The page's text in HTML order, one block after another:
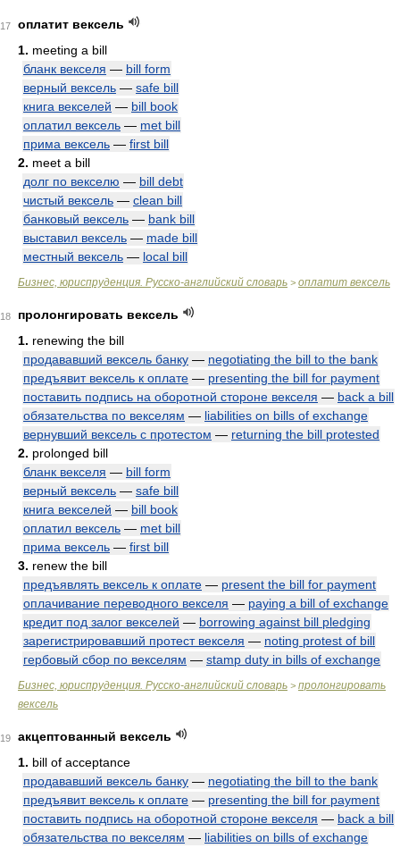
17
оплатит вексель
1. meeting a bill
бланк векселя — bill form
верный вексель — safe bill
книга векселей — bill book
оплатил вексель — met bill
прима вексель — first bill
2. meet a bill
долг по векселю — bill debt
чистый вексель — clean bill
банковый вексель — bank bill
выставил вексель — made bill
местный вексель — local bill
Бизнес, юриспруденция. Русско-английский словарь > оплатит вексель
18
пролонгировать вексель
1. renewing the bill
продававший вексель банку — negotiating the bill to the bank
предъявит вексель к оплате — presenting the bill for payment
поставить подпись на оборотной стороне векселя — back a bill
обязательства по векселям — liabilities on bills of exchange
вернувший вексель с протестом — returning the bill protested
2. prolonged bill
бланк векселя — bill form
верный вексель — safe bill
книга векселей — bill book
оплатил вексель — met bill
прима вексель — first bill
3. renew the bill
предъявлять вексель к оплате — present the bill for payment
оплачивание переводного векселя — paying a bill of exchange
кредит под залог векселей — borrowing against bill pledging
зарегистрировавший протест векселя — noting protest of bill
гербовый сбор по векселям — stamp duty in bills of exchange
Бизнес, юриспруденция. Русско-английский словарь > пролонгировать
вексель
19
акцептованный вексель
1. bill of acceptance
продававший вексель банку — negotiating the bill to the bank
предъявит вексель к оплате — presenting the bill for payment
поставить подпись на оборотной стороне векселя — back a bill
обязательства по векселям — liabilities on bills of exchange